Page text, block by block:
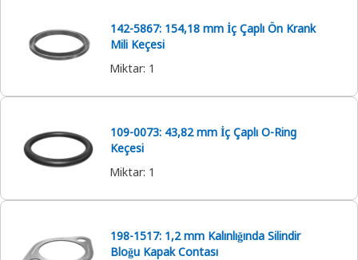
142-5867: 154,18 mm İç Çaplı Ön Krank
Mili Keçesi
Miktar: 1
109-0073: 43,82 mm İç Çaplı O-Ring
Keçesi
Miktar: 1
198-1517: 1,2 mm Kalınlığında Silindir
Bloğu Kapak Contası